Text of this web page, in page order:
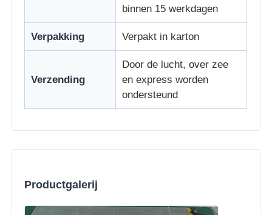
binnen 15 werkdagen
Verpakking Verpakt in karton
Verzending
Door de lucht, over zee
en express worden
ondersteund
Productgalerij